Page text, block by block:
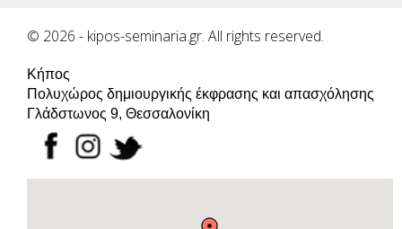
© 2026 - kipos-seminaria.gr. All rights reserved.
Κήπος
Πολυχώρος δημιουργικής έκφρασης και απασχόλησης
Γλάδστωνος 9, Θεσσαλονίκη